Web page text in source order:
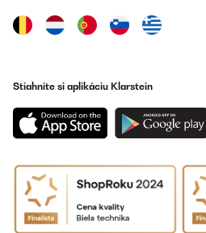
Stiahnite si aplikáciu Klarstein